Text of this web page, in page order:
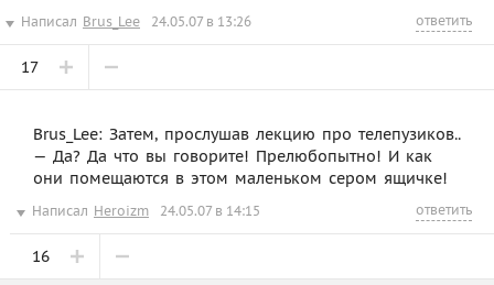
Написал Brus_Lee 24.05.07 в 13:26 ответить
17
Brus_Lee: Затем, прослушав лекцию про телепузиков..
— Да? Да что вы говорите! Прелюбопытно! И как
они помещаются в этом маленьком сером ящичке!
Написал Heroizm 24.05.07 в 14:15 ответить
16